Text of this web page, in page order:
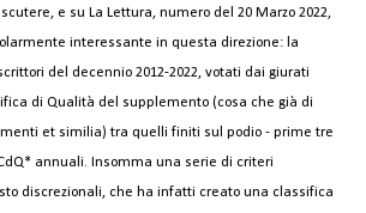
e su La Lettura, numero del 20 Marzo 2022,
interessante in questa direzione: la
del decennio 2012-2022, votati dai giurati
di Qualità del supplemento (cosa che già di
et similia) tra quelli finiti sul podio - prime tre
annuali. Insomma una serie di criteri
discrezionali, che ha infatti creato una classifica